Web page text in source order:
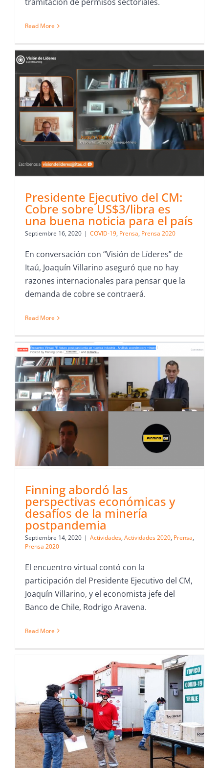
Read More
Presidente Ejecutivo del CM:
Cobre sobre US$3/libra es
una buena noticia para el país
Septiembre 16, 2020 | COVID-19, Prensa, Prensa 2020
En conversación con “Visión de Líderes” de
Itaú, Joaquín Villarino aseguró que no hay
razones internacionales para pensar que la
demanda de cobre se contraerá.
Read More
Finning abordó las
perspectivas económicas y
desafíos de la minería
postpandemia
Septiembre 14, 2020 | Actividades, Actividades 2020, Prensa,
Prensa 2020
El encuentro virtual contó con la
participación del Presidente Ejecutivo del CM,
Joaquín Villarino, y el economista jefe del
Banco de Chile, Rodrigo Aravena.
Read More